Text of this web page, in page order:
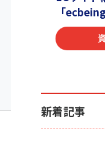
新着記事